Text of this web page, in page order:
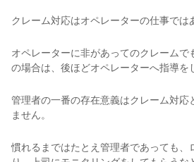
クレーム対応はオペレーターの仕事では
オペレーターに非があってのクレームで
の場合は、後ほどオペレーターへ指導を
管理者の一番の存在意義はクレーム対応
ません。
慣れるまではたとえ管理者であっても、